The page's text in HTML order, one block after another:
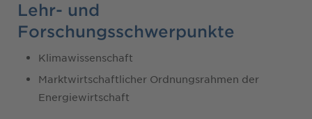
Lehr- und
Forschungsschwerpunkte
Klimawissenschaft
Marktwirtschaftlicher Ordnungsrahmen der
Energiewirtschaft